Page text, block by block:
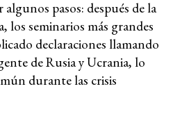
pasos: después de la
los seminarios más grandes
declaraciones llamando
de Rusia y Ucrania, lo
durante las crisis